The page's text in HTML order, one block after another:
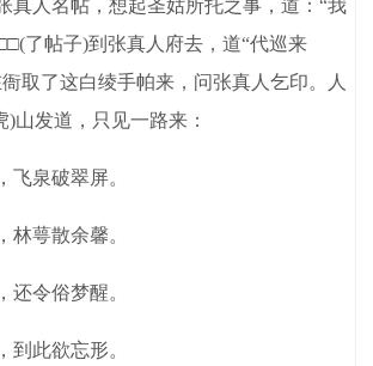
人名帖，想起圣姑所托之事，道：“我
了帖子)到张真人府去，道“代巡来
取了这白绫手帕来，问张真人乞印。人
山发道，只见一路来：
泉破翠屏。
萼散余馨。
令俗梦醒。
此欲忘形。